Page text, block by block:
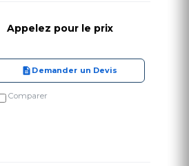
Appelez pour le prix
Demander un Devis
Comparer